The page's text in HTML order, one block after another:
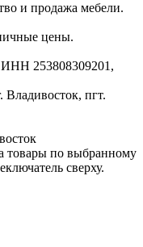
и продажа мебели.
цены.
253808309201,
Владивосток, пгт.
товары по выбранному
сверху.